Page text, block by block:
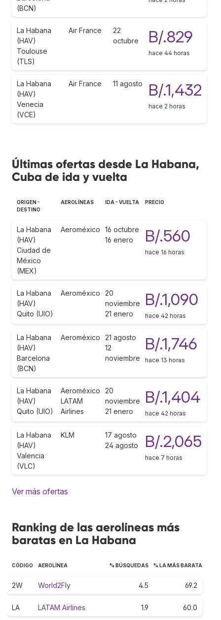
(BCN)
La Habana
(HAV)
Toulouse
(TLS)
Air France
22
octubre
B/.829
hace 44 horas
La Habana
(HAV)
Venecia
(VCE)
Air France 11 agosto B/.1,432
hace 2 horas
Últimas ofertas desde La Habana,
Cuba de ida y vuelta
ORIGEN -
DESTINO
AEROLÍNEAS IDA - VUELTA PRECIO
La Habana
(HAV)
Ciudad de
México
(MEX)
Aeroméxico
16 octubre
16 enero
B/.560
hace 16 horas
La Habana
(HAV)
Quito (UIO)
Aeroméxico
20
noviembre
21 enero
B/.1,090
hace 42 horas
La Habana
(HAV)
Barcelona
(BCN)
Aeroméxico
21 agosto
12
noviembre
B/.1,746
hace 13 horas
La Habana
(HAV)
Quito (UIO)
Aeroméxico
LATAM
Airlines
20
noviembre
21 enero
B/.1,404
hace 42 horas
La Habana
(HAV)
Valencia
(VLC)
KLM
17 agosto
24 agosto
B/.2,065
hace 7 horas
Ver más ofertas
Ranking de las aerolíneas más
baratas en La Habana
CÓDIGO AEROLÍNEA % BÚSQUEDAS % LA MÁS BARATA
2W World2Fly 4.5 69.2
LA LATAM Airlines 1.9 60.0